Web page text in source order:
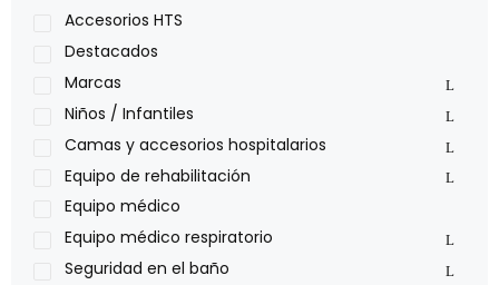
Lumex
Medical Store
Nidek
Oxiplus
Philips
Pride
Roho
Sillas de ruedas Everest Jennings
Stealth products
Accesorios HTS
Destacados
Marcas
Niños / Infantiles
Camas y accesorios hospitalarios
Equipo de rehabilitación
Equipo médico
Equipo médico respiratorio
Seguridad en el baño